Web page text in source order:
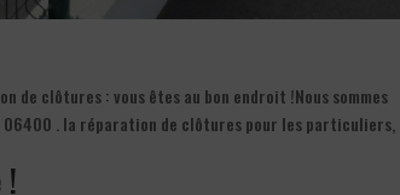
de clôtures : vous êtes au bon endroit !Nous sommes
06400 . la réparation de clôtures pour les particuliers,
!